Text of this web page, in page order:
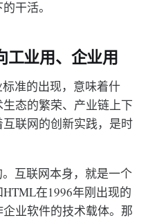
干活。
工业用、企业用
准的出现，意味着什
态的繁荣、产业链上下
联网的创新实践，是时
互联网本身，就是一个
在1996年刚出现的
业软件的技术载体。那